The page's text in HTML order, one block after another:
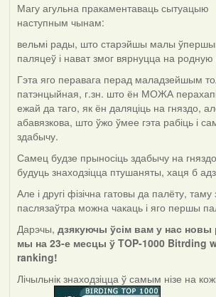
Магу агульна пракаментаваць сытуацыю
наступным чынам:
вельмі рады, што старэйшы малы
паляцеў і нават змог вярнуцца на родную
Гэта яго перавага перад маладзейшым
патэнцыйная, г.зн. што ён МОЖА
ежай да таго, як ён даляціць на гняздо,
абавязкова, што ўжо ўмее гэта рабіць і
здабычу.
Самец будзе прыносіць здабычу на
будуць знаходзіцца птушаняты, хаця б
Але і другі фізічна гатовы да палёту, таму
паслязаўтра можна чакаць і яго першы
Дарэчы, дзякуючы ўсім вам у нас новы
мы на 23-е месцы ў TOP-1000 Bitrding
ranking!
Лічыльнік знаходзіцца ў самым нізе на